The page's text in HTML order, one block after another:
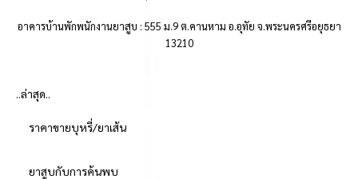
อาคารบ้านพักพนักงานยาสูบ : 555 ม.9 ต.คานหาม อ.อุทัย จ.พระนครศรีอยุธยา
13210
..ล่าสุด..
ราคาขายบุหรี่/ยาเส้น
ยาสูบกับการค้นพบ